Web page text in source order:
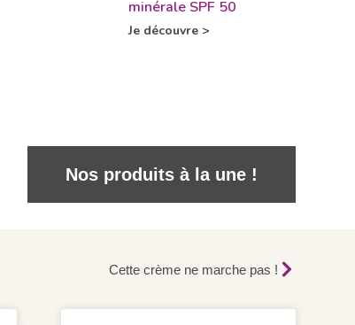
minérale SPF 50
Je découvre >
Nos produits à la une !
Cette crème ne marche pas !